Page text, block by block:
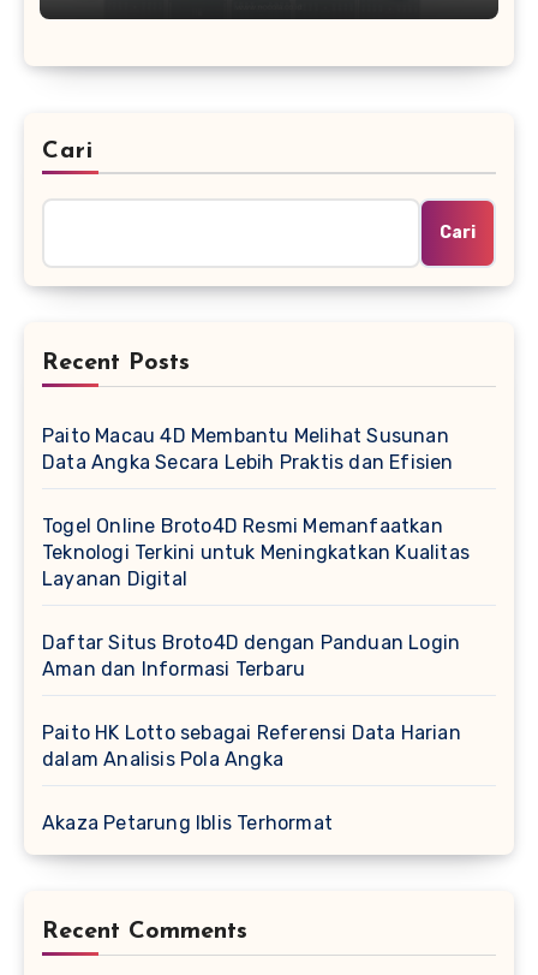
Cari
Cari
Recent Posts
Paito Macau 4D Membantu Melihat Susunan
Data Angka Secara Lebih Praktis dan Efisien
Togel Online Broto4D Resmi Memanfaatkan
Teknologi Terkini untuk Meningkatkan Kualitas
Layanan Digital
Daftar Situs Broto4D dengan Panduan Login
Aman dan Informasi Terbaru
Paito HK Lotto sebagai Referensi Data Harian
dalam Analisis Pola Angka
Akaza Petarung Iblis Terhormat
Recent Comments